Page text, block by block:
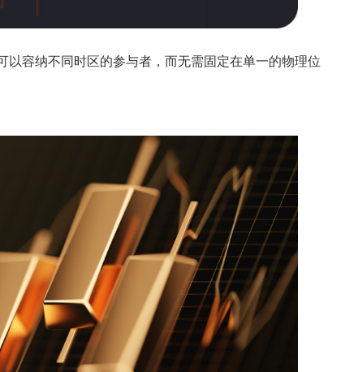
容纳不同时区的参与者，而无需固定在单一的物理位